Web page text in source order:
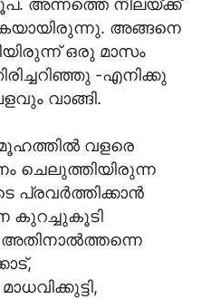
അന്നത്തെ നിലയ്ക്ക്
അങ്ങനെ
ഒരു മാസം
-എനിക്കു
വാങ്ങി.
വളരെ
ചെലുത്തിയിരുന്ന
പ്രവര്‍ത്തിക്കാന്‍
കുറച്ചുകൂടി
അതിനാല്‍ത്തന്നെ